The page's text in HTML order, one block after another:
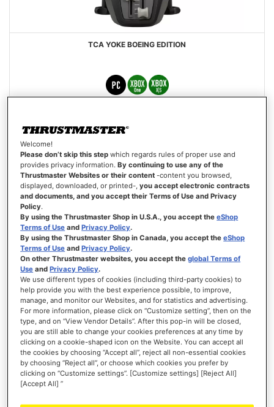
TCA YOKE BOEING EDITION
399,99 €
LISTA
DE
DESEJOS
VISTA
Welcome!
Please don’t skip this step which regards rules of proper use and
provides privacy information.By continuing to use any of the
Thrustmaster Websites or their content -content you browsed,
displayed, downloaded, or printed-,you accept electronic contracts
and documents, and you accept their Terms of Use and Privacy
Policy.
By using the Thrustmaster Shop in U.S.A., you accept theeShop
Terms of Use andPrivacy Policy.
By using the Thrustmaster Shop in Canada, you accept theeShop
Terms of Use andPrivacy Policy.
On other Thrustmaster websites, you accept theglobal Terms of
Use andPrivacy Policy.
We use different types of cookies (including third-party cookies) to
help provide you with the best experience possible, to improve,
manage, and monitor our Websites, and for statistics and advertising.
For more information, please click on “Customize setting”, then on the
type, and on “View Vendor Details”. After this pop-in will be closed,
you are still able to change your cookies preferences at any time by
clicking on a cookie-shaped icon on the Website. You can accept all
the cookies by choosing “Accept all”, reject all non-essential cookies
by choosing “Reject all”, or choose which cookies you prefer by
clicking on “Customize settings”. [Customize settings] [Reject All]
[Accept All] ”